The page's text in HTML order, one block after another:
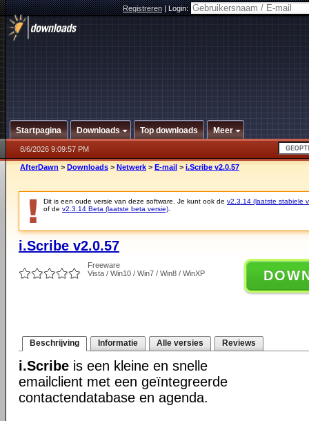
Registreren|Login:
Startpagina Downloads Top downloads Meer
8/6/2026 9:09:57 PM
AfterDawn > Downloads > Netwerk > E-mail > i.Scribe v2.0.57
Dit is een oude versie van deze software. Je kunt ook de v2.3.14 (laatste stabiele
of de v2.3.14 Beta (laatste beta versie)
i.Scribe v2.0.57
Freeware
Vista / Win10 / Win7 / Win8 / WinXP
Beschrijving Informatie Alle versies Reviews
i.Scribe is een kleine en snelle
emailclient met een geïntegreerde
contactendatabase en agenda.